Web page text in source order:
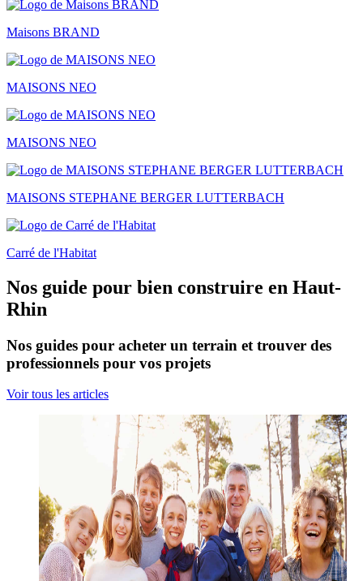
Maisons BRAND
MAISONS NEO
MAISONS NEO
MAISONS STEPHANE BERGER LUTTERBACH
Carré de l'Habitat
Nos guide pour bien construire en Haut-
Rhin
Nos guides pour acheter un terrain et trouver des
professionnels pour vos projets
Voir tous les articles